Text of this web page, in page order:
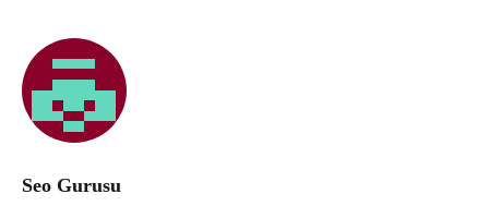
Seo Gurusu